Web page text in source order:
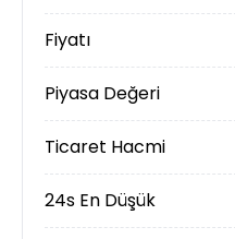
Fiyatı
Piyasa Değeri
Ticaret Hacmi
24s En Düşük